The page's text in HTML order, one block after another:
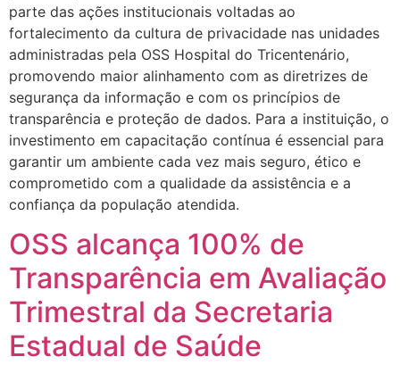
parte das ações institucionais voltadas ao
fortalecimento da cultura de privacidade nas unidades
administradas pela OSS Hospital do Tricentenário,
promovendo maior alinhamento com as diretrizes de
segurança da informação e com os princípios de
transparência e proteção de dados. Para a instituição, o
investimento em capacitação contínua é essencial para
garantir um ambiente cada vez mais seguro, ético e
comprometido com a qualidade da assistência e a
confiança da população atendida.
OSS alcança 100% de
Transparência em Avaliação
Trimestral da Secretaria
Estadual de Saúde